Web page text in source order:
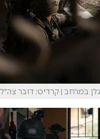
במרחב | קרדיט: דובר צה"ל